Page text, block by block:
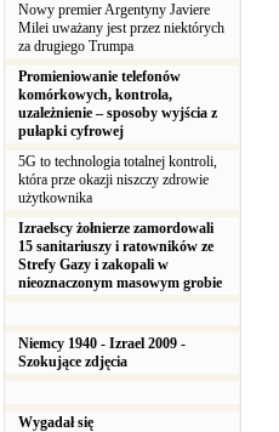
Nowy premier Argentyny Javiere
Milei uważany jest przez niektórych
za drugiego Trumpa
Promieniowanie telefonów
komórkowych, kontrola,
uzależnienie – sposoby wyjścia z
pułapki cyfrowej
5G to technologia totalnej kontroli,
która prze okazji niszczy zdrowie
użytkownika
Izraelscy żołnierze zamordowali
15 sanitariuszy i ratowników ze
Strefy Gazy i zakopali w
nieoznaczonym masowym grobie
Niemcy 1940 - Izrael 2009 -
Szokujące zdjęcia
Wygadał się